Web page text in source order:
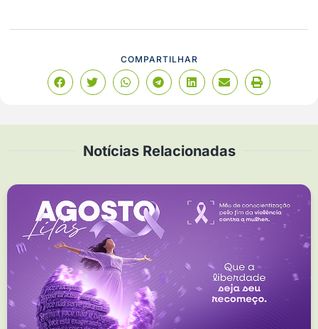
COMPARTILHAR
Notícias Relacionadas